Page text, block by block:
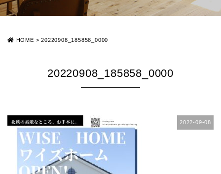
HOME >20220908_185858_0000
20220908_185858_0000
2022-09-08